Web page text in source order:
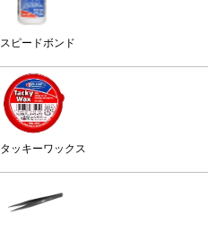
スピードボンド
タッキーワックス